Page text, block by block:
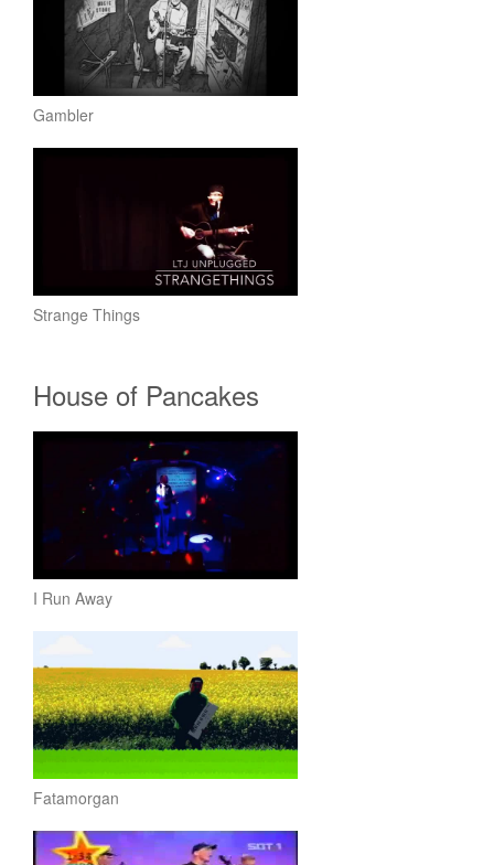
Gambler
Strange Things
House of Pancakes
I Run Away
Fatamorgan